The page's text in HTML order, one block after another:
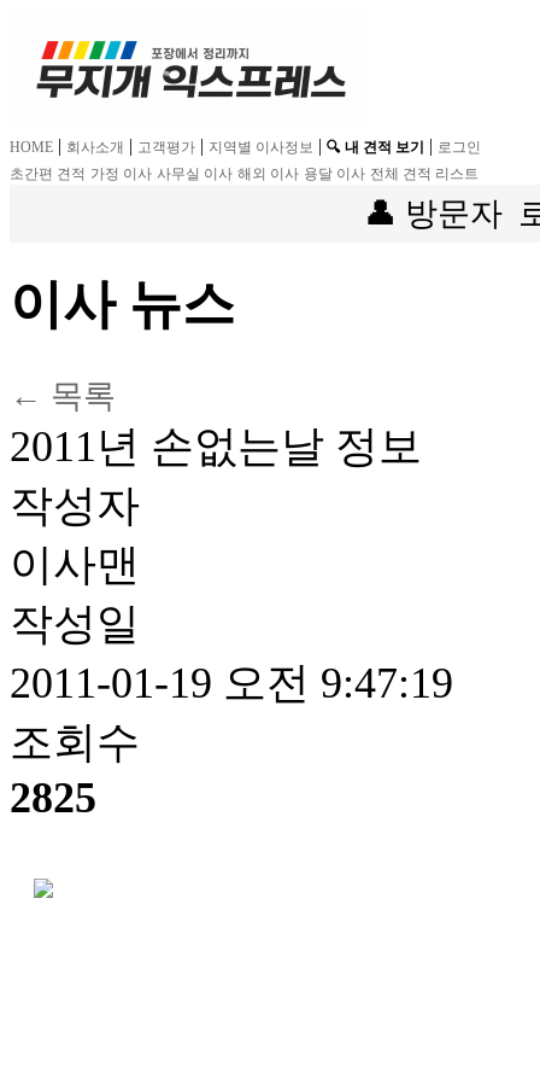
HOME | 회사소개 | 고객평가 | 지역별 이사정보 | 🔍 내 견적 보기 | 로그인
초간편 견적 가정 이사 사무실 이사 해외 이사 용달 이사 전체 견적 리스트
👤 방문자
이사 뉴스
← 목록
2011년 손없는날 정보
작성자
이사맨
작성일
2011-01-19 오전 9:47:19
조회수
2825